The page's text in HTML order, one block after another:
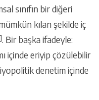
sınıfın bir diğeri
kılan şekilde iç
. Bir başka ifadeyle:
içinde eriyip çözülebilir
denetim içinde